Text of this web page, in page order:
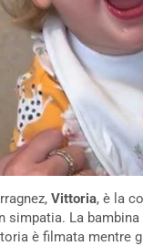
Vittoria, è la
simpatia. La
è filmata mentre